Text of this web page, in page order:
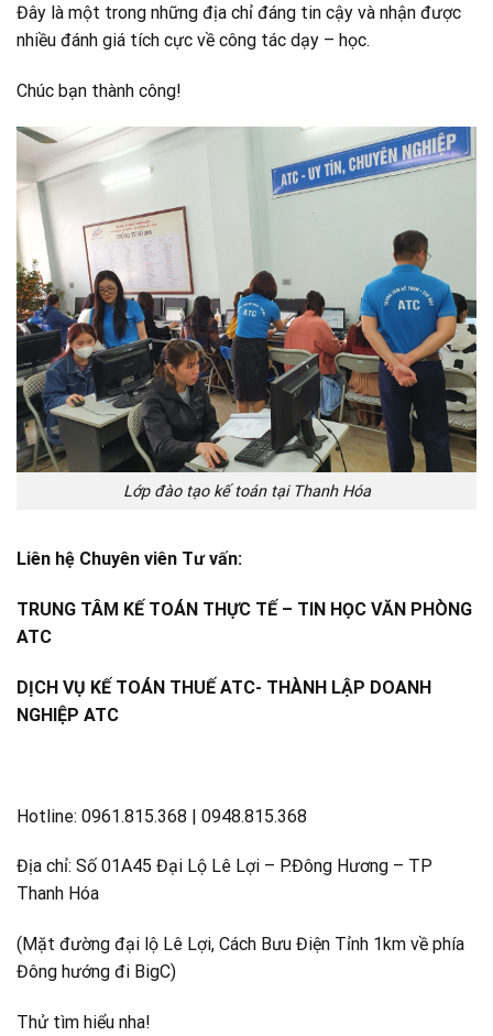
Đây là một trong những địa chỉ đáng tin cậy và nhận được
nhiều đánh giá tích cực về công tác dạy – học.
Chúc bạn thành công!
Lớp đào tạo kế toán tại Thanh Hóa
Liên hệ Chuyên viên Tư vấn:
TRUNG TÂM KẾ TOÁN THỰC TẾ – TIN HỌC VĂN PHÒNG
ATC
DỊCH VỤ KẾ TOÁN THUẾ ATC- THÀNH LẬP DOANH
NGHIỆP ATC
Hotline: 0961.815.368 | 0948.815.368
Địa chỉ: Số 01A45 Đại Lộ Lê Lợi – P.Đông Hương – TP
Thanh Hóa
(Mặt đường đại lộ Lê Lợi, Cách Bưu Điện Tỉnh 1km về phía
Đông hướng đi BigC)
Thử tìm hiểu nha!